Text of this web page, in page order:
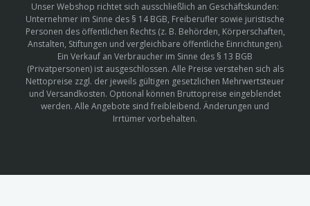
Unser Webshop richtet sich ausschließlich an Geschäftskunden:
Unternehmer im Sinne des § 14 BGB, Freiberufler sowie juristische
Personen des öffentlichen Rechts (z. B. Behörden, Körperschaften,
Anstalten, Stiftungen und vergleichbare öffentliche Einrichtungen).
Ein Verkauf an Verbraucher im Sinne des § 13 BGB
(Privatpersonen) ist ausgeschlossen. Alle Preise verstehen sich als
Nettopreise zzgl. der jeweils gültigen gesetzlichen Mehrwertsteuer
und Versandkosten. Optional können Bruttopreise eingeblendet
werden. Alle Angebote sind freibleibend. Änderungen und
Irrtümer vorbehalten.